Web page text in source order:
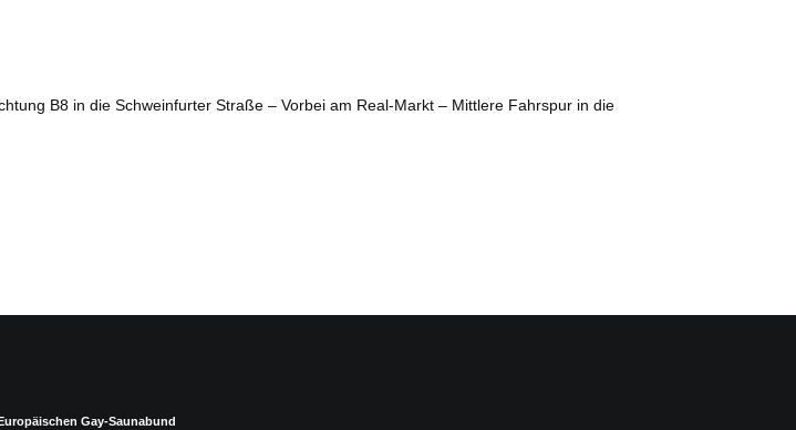
B8 in die Schweinfurter Straße – Vorbei am Real-Markt – Mittlere Fahrspur in die
Gay-Saunabund